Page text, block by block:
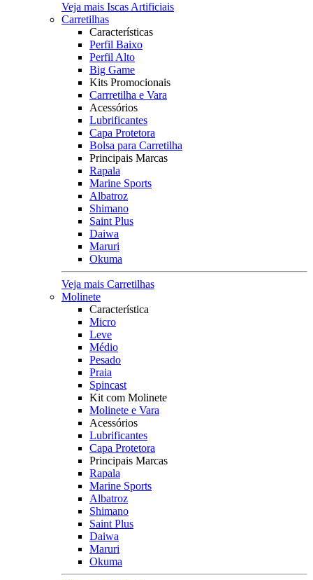
Veja mais Iscas Artificiais
Carretilhas
Características
Perfil Baixo
Perfil Alto
Big Game
Kits Promocionais
Carrretilha e Vara
Acessórios
Lubrificantes
Capa Protetora
Bolsa para Carretilha
Principais Marcas
Rapala
Marine Sports
Albatroz
Shimano
Saint Plus
Daiwa
Maruri
Okuma
Veja mais Carretilhas
Molinete
Característica
Micro
Leve
Médio
Pesado
Praia
Spincast
Kit com Molinete
Molinete e Vara
Acessórios
Lubrificantes
Capa Protetora
Principais Marcas
Rapala
Marine Sports
Albatroz
Shimano
Saint Plus
Daiwa
Maruri
Okuma